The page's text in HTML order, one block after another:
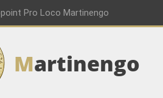
Pro Loco Martinengo
Martinengo